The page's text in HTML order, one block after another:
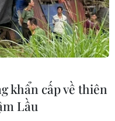
khẩn cấp về thiên
Lầu